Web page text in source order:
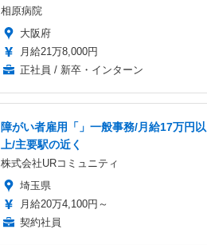
相原病院
大阪府
月給21万8,000円
正社員 / 新卒・インターン
障がい者雇用「」一般事務/月給17万円以
上/主要駅の近く
株式会社URコミュニティ
埼玉県
月給20万4,100円～
契約社員